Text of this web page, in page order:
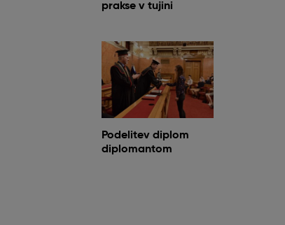
prakse v tujini
Podelitev diplom
diplomantom